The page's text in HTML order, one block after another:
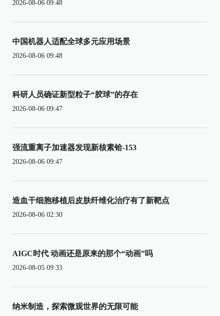
2026-08-06 09:48
中国机器人适配全球多元应用场景
2026-08-06 09:48
科研人员确证新型粒子“胶球”的存在
2026-08-06 09:47
强流重离子加速器发现新核素铪-153
2026-08-06 09:47
造血干细胞移植后皮肤纤维化治疗有了新靶点
2026-08-06 02:30
AIGC时代 动画还是原来的那个“动画”吗
2026-08-05 09:33
纳米制造，探索微观世界的无限可能